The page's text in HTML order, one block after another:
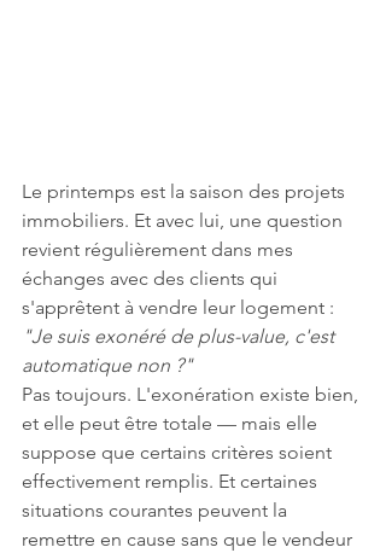
Le printemps est la saison des projets
immobiliers. Et avec lui, une question
revient régulièrement dans mes
échanges avec des clients qui
s'apprêtent à vendre leur logement :
"Je suis exonéré de plus-value, c'est
automatique non ?"
Pas toujours. L'exonération existe bien,
et elle peut être totale — mais elle
suppose que certains critères soient
effectivement remplis. Et certaines
situations courantes peuvent la
remettre en cause sans que le vendeur